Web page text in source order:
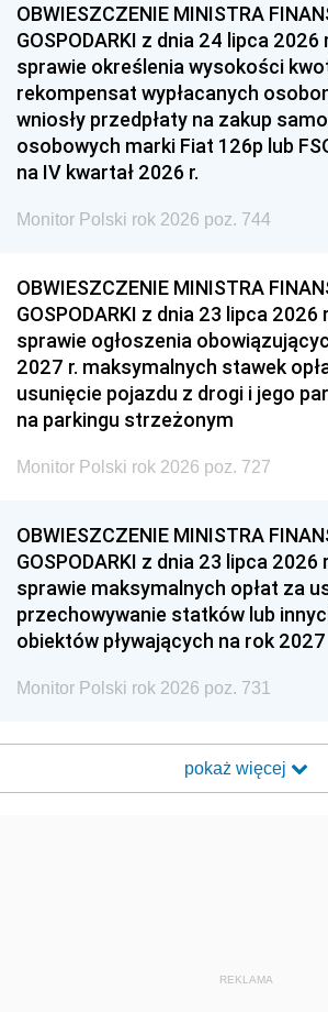
OBWIESZCZENIE MINISTRA
GOSPODARKI z dnia 24 lipca 2026
sprawie określenia wysokości
rekompensat wypłacanych
wniosły przedpłaty na zakup
osobowych marki Fiat 126p lub
na IV kwartał 2026 r.
Monitor Polski rok 2026 poz. 744
OBWIESZCZENIE MINISTRA
GOSPODARKI z dnia 23 lipca 2026
sprawie ogłoszenia
2027 r. maksymalnych stawek
usunięcie pojazdu z drogi i jego
na parkingu strzeżonym
Monitor Polski rok 2026 poz. 727
OBWIESZCZENIE MINISTRA
GOSPODARKI z dnia 23 lipca 2026
sprawie maksymalnych opłat za
przechowywanie statków lub
obiektów pływających na rok 2027
Monitor Polski rok 2026 poz. 731
pokaż więcej
REKLAMA